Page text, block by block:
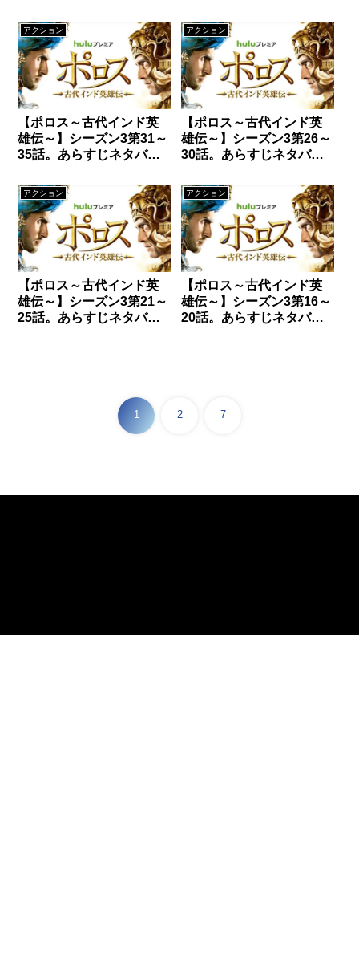
アクション
【ポロス～古代インド英
雄伝～】シーズン3第31～
35話。あらすじネタバレ
アクション
【ポロス～古代インド英
雄伝～】シーズン3第26～
30話。あらすじネタバレ
アクション
【ポロス～古代インド英
雄伝～】シーズン3第21～
25話。あらすじネタバレ
アクション
【ポロス～古代インド英
雄伝～】シーズン3第16～
20話。あらすじネタバレ
1 2 7